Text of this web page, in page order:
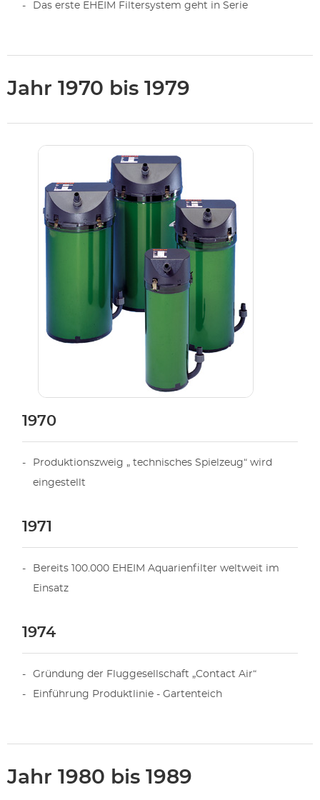
Das erste EHEIM Filtersystem geht in Serie
Jahr 1970 bis 1979
1970
Produktionszweig „ technisches Spielzeug“ wird
eingestellt
1971
Bereits 100.000 EHEIM Aquarienfilter weltweit im
Einsatz
1974
Gründung der Fluggesellschaft „Contact Air“
Einführung Produktlinie - Gartenteich
Jahr 1980 bis 1989